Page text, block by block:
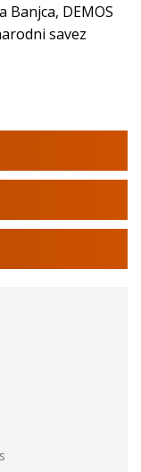
DEMOS
savez